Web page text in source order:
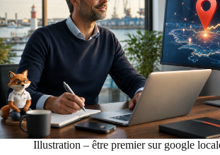
Illustration – être premier sur google